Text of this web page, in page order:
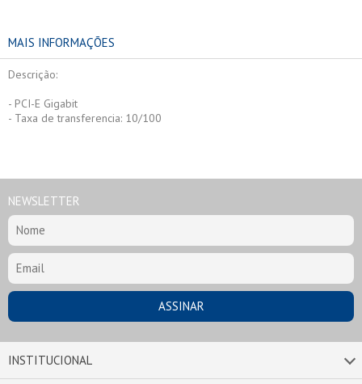
MAIS INFORMAÇÕES
Descrição:
- PCI-E Gigabit
- Taxa de transferencia: 10/100
NEWSLETTER
INSTITUCIONAL